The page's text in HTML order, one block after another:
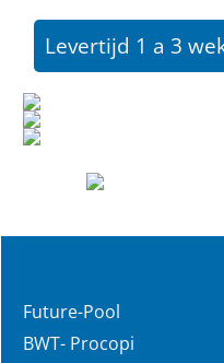
Levertijd 1 a 3
Future-Pool
BWT- Procopi